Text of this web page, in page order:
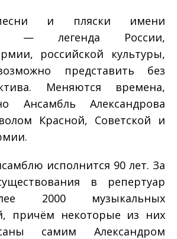
и пляски имени
— легенда России,
российской культуры,
представить без
Меняются времена,
Александрова
Красной, Советской и
исполнится 90 лет. За
в репертуар
2000 музыкальных
причём некоторые из них
самим Александром